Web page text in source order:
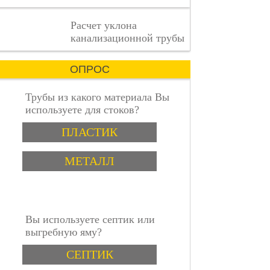
пошаговая инструкция
деталь
Расчет уклона
канализационной трубы
ОПРОС
Трубы из какого материала Вы
используете для стоков?
ВариантыПЛАСТИК
МЕТАЛЛ
Вы используете септик или
выгребную яму?
ВариантыСЕПТИК